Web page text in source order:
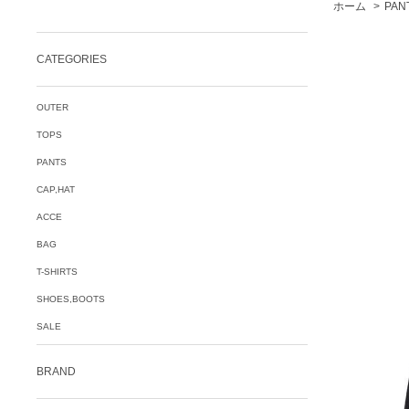
ホーム >
CATEGORIES
OUTER
TOPS
PANTS
CAP,HAT
ACCE
BAG
T-SHIRTS
SHOES,BOOTS
SALE
BRAND